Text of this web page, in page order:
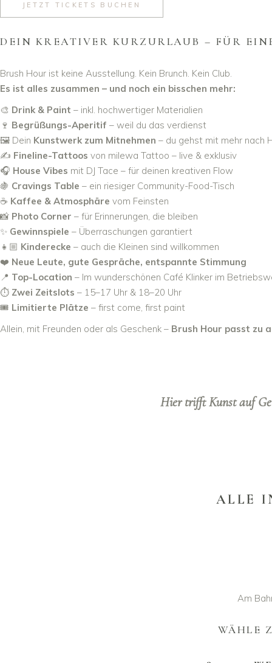
JETZT TICKETS BUCHEN
DEIN KREATIVER KURZURLAUB – FÜR
Brush Hour ist keine Ausstellung. Kein Brunch. Kein Club.
Es ist alles zusammen – und noch ein bisschen mehr:
🎨 Drink & Paint – inkl. hochwertiger Materialien
🍷 Begrüßungs-Aperitif – weil du das verdienst
🖼️ Dein Kunstwerk zum Mitnehmen – du gehst mit mehr nach
✍️ Fineline-Tattoos von milewa Tattoo – live & exklusiv
🎧 House Vibes mit DJ Tace – für deinen kreativen Flow
🍇 Cravings Table – ein riesiger Community-Food-Tisch
☕ Kaffee & Atmosphäre vom Feinsten
📸 Photo Corner – für Erinnerungen, die bleiben
✨ Gewinnspiele – Überraschungen garantiert
👧🏼 Kinderecke – auch die Kleinen sind willkommen
❤️ Neue Leute, gute Gespräche, entspannte Stimmung
📍 Top-Location – Im wunderschönen Café Klinker im
⏱️ Zwei Zeitslots – 15–17 Uhr & 18–20 Uhr
🎟️ Limitierte Plätze – first come, first paint
Allein, mit Freunden oder als Geschenk – Brush Hour passt zu
Hier trifft Kunst auf
ALLE
Am
WÄHLE